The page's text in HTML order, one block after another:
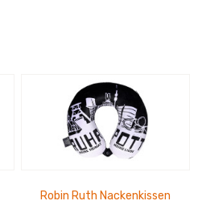
Robin Ruth Nackenkissen